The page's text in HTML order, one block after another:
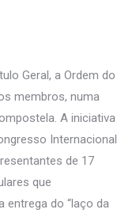
Geral, a Ordem do
membros, numa
A iniciativa
Internacional
de 17
que
entrega do “laço da